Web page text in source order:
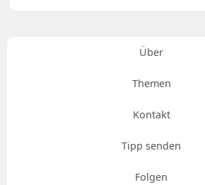
Über
Themen
Kontakt
Tipp senden
Folgen